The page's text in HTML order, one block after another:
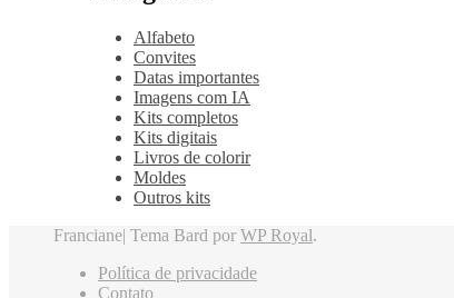
Alfabeto
Convites
Datas importantes
Imagens com IA
Kits completos
Kits digitais
Livros de colorir
Moldes
Outros kits
Franciane| Tema Bard por WP Royal.
Política de privacidade
Contato